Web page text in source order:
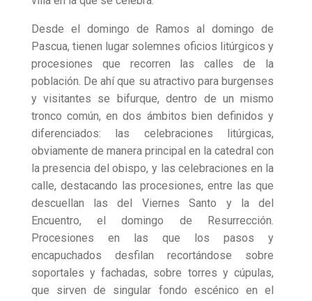
Desde el domingo de Ramos al domingo de
Pascua, tienen lugar solemnes oficios litúrgicos y
procesiones que recorren las calles de la
población. De ahí que su atractivo para burgenses
y visitantes se bifurque, dentro de un mismo
tronco común, en dos ámbitos bien definidos y
diferenciados: las celebraciones litúrgicas,
obviamente de manera principal en la catedral con
la presencia del obispo, y las celebraciones en la
calle, destacando las procesiones, entre las que
descuellan las del Viernes Santo y la del
Encuentro, el domingo de Resurrección.
Procesiones en las que los pasos y
encapuchados desfilan recortándose sobre
soportales y fachadas, sobre torres y cúpulas,
que sirven de singular fondo escénico en el